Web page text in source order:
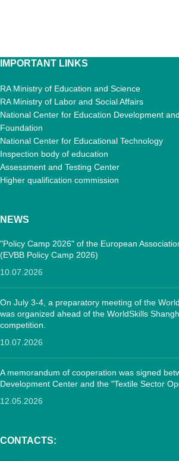
IMPORTANT LINKS
RA Ministry of Education and Science
RA Ministry of Labor and Social Affairs
National Center for Education Development
Foundation
National Center for Educational Technology
Inspection body of education
Assessment and Testing Center
Higher qualification commission
NEWS
"Policy Camp 2026" of the European
(EVBB Policy Camp 2026)
10.07.2026
On July 3-4, a preparatory meeting of the
was organized ahead of the WorldSkills
competition.
10.07.2026
A memorandum of cooperation was signed
Development Center and the "Textile Sector
12.05.2026
CONTACTS: